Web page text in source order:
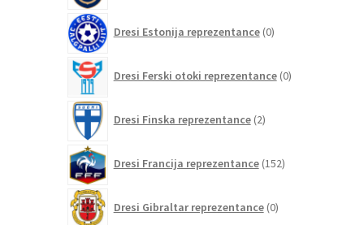
Dresi Estonija reprezentance 0izdelkov
Dresi Ferski otoki reprezentance 0izdelkov
Dresi Finska reprezentance 2izdelka
Dresi Francija reprezentance 152izdelkov
Dresi Gibraltar reprezentance 0izdelkov